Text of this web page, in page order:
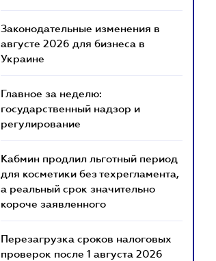
Законодательные изменения в
августе 2026 для бизнеса в
Украине
Главное за неделю:
государственный надзор и
регулирование
Кабмин продлил льготный период
для косметики без техрегламента,
а реальный срок значительно
короче заявленного
Перезагрузка сроков налоговых
проверок после 1 августа 2026